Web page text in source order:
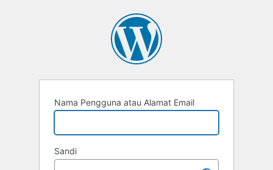
Nama Pengguna atau Alamat Email
Sandi